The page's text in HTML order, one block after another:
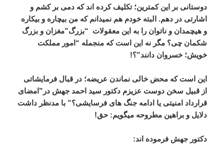
دوستانی بر این کمترین؛ تکلیف کرده اند که دمی بر کشم و
اشارتی در دهم. البته خودم هم نمیدانم که من بیچاره و بیکاره
و هیچمدان و ناتوان را به این معقولات “بزرگ”مغزان و بزرگ
شکمان چی؟ مگر نه این است که منجمله “امور مملکت
خویش؛ خسروان دانند”؟!
این است که محض خالی نماندن عریضه؛ در قبال فرمایشاتی
از قبیل سخن دوست عزیزم دکتور سید احمد جهش در”امضای
قرارداد امنیتی یا ادامه جنگ های فرسایشی؟” با مدنظر داشت
دلایل و براهین مطروحه میگویم: حق!
دکتور جهش فرموده اند: